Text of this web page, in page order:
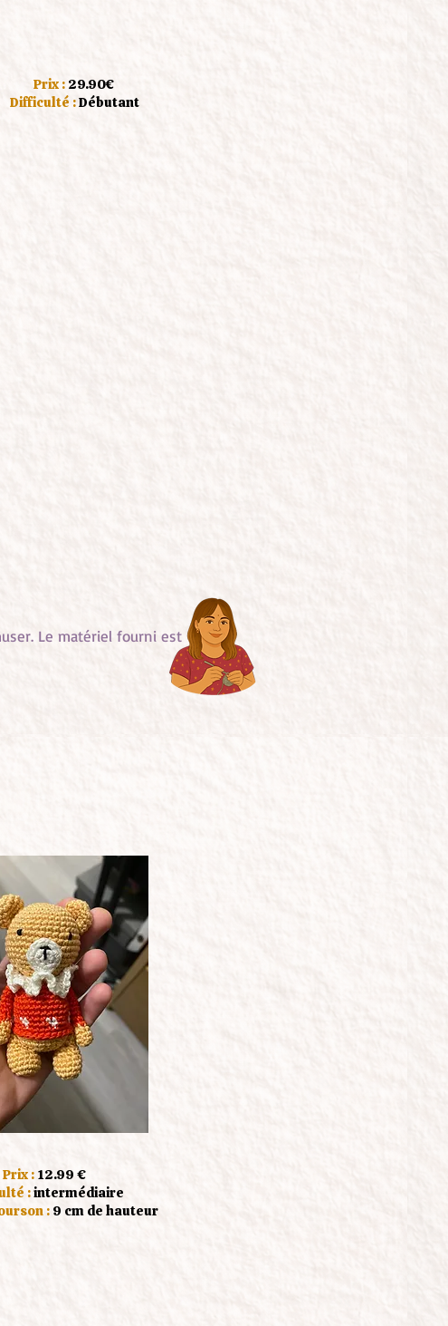
Prix : 29.90€
Difficulté :Débutant
Le matériel fourni est
Prix : 12.99 €
:intermédiaire
:9 cm de hauteur